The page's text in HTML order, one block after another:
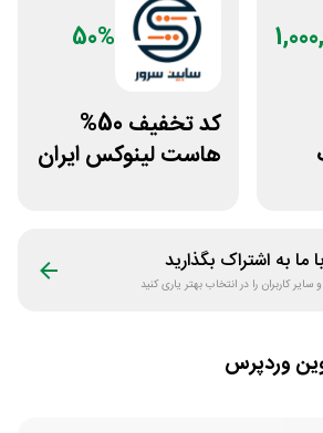
50%
کد تخفیف 50%
هاست لینوکس ایران
ما به اشتراک بگذارید
کاربران را در انتخاب بهتر یاری کنید
وردپرس